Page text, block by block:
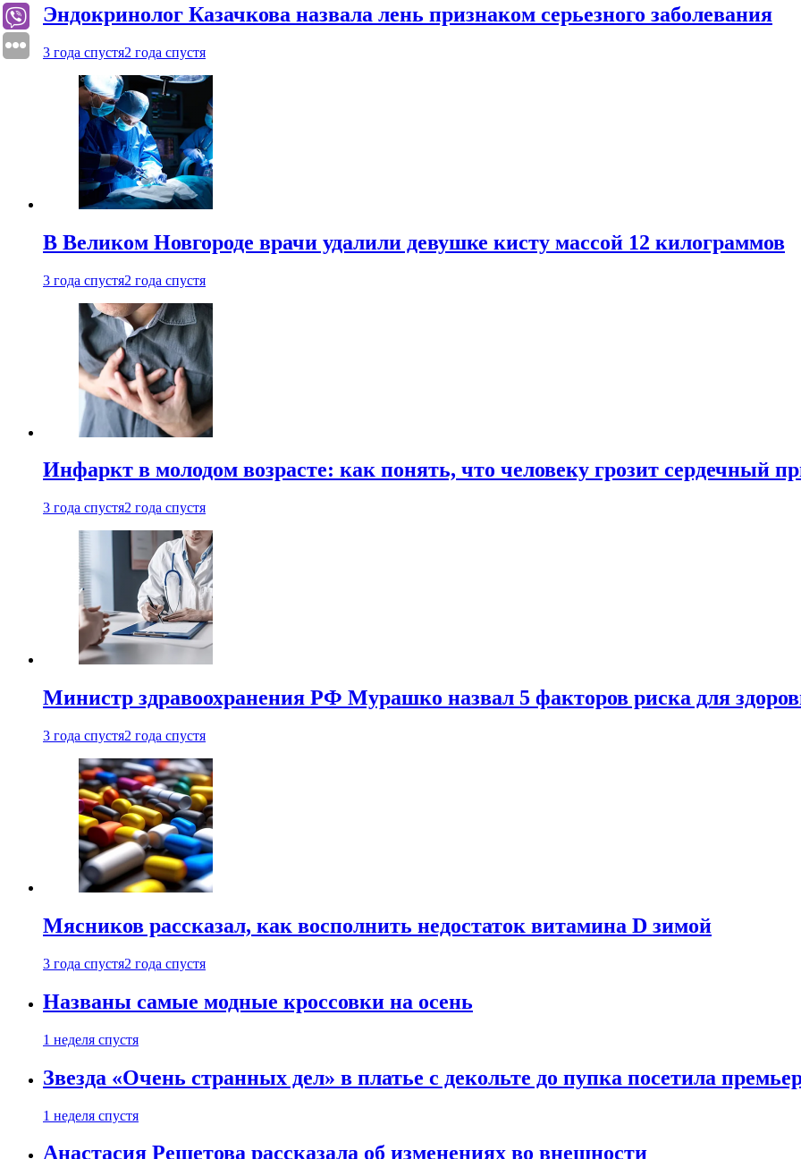
Эндокринолог Казачкова назвала лень признаком серьезного заболевания
3 года спустя2 года спустя
В Великом Новгороде врачи удалили девушке кисту массой 12 килограммов
3 года спустя2 года спустя
Инфаркт в молодом возрасте: как понять, что человеку грозит сердечный
3 года спустя2 года спустя
Министр здравоохранения РФ Мурашко назвал 5 факторов риска для
3 года спустя2 года спустя
Мясников рассказал, как восполнить недостаток витамина D зимой
3 года спустя2 года спустя
Названы самые модные кроссовки на осень
1 неделя спустя
Звезда «Очень странных дел» в платье с декольте до пупка посетила
1 неделя спустя
Анастасия Решетова рассказала об изменениях во внешности